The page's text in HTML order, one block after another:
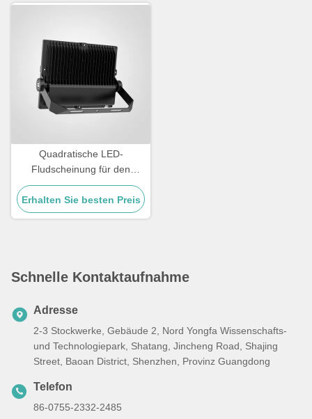
Quadratische LED-
Fludscheinung für den
Außenbereich
Temperaturbereich -20 °C
bis 45 °C Leistungsfähigkeit
Erhalten Sie besten Preis
Schnelle Kontaktaufnahme
Adresse
2-3 Stockwerke, Gebäude 2, Nord Yongfa Wissenschafts-
und Technologiepark, Shatang, Jincheng Road, Shajing
Street, Baoan District, Shenzhen, Provinz Guangdong
Telefon
86-0755-2332-2485